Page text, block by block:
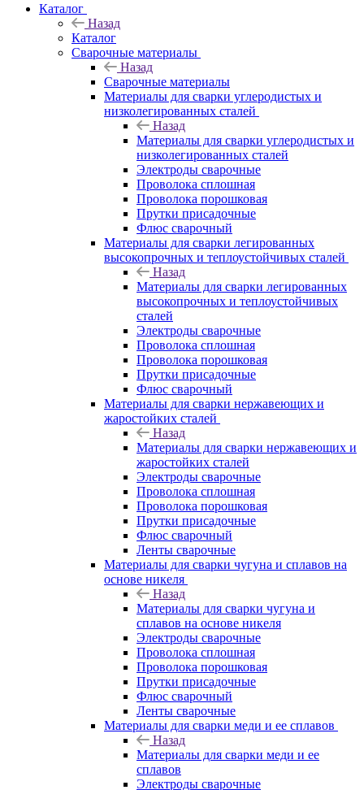
Каталог
Назад
Каталог
Сварочные материалы
Назад
Сварочные материалы
Материалы для сварки углеродистых и
низколегированных сталей
Назад
Материалы для сварки углеродистых и
низколегированных сталей
Электроды сварочные
Проволока сплошная
Проволока порошковая
Прутки присадочные
Флюс сварочный
Материалы для сварки легированных
высокопрочных и теплоустойчивых сталей
Назад
Материалы для сварки легированных
высокопрочных и теплоустойчивых
сталей
Электроды сварочные
Проволока сплошная
Проволока порошковая
Прутки присадочные
Флюс сварочный
Материалы для сварки нержавеющих и
жаростойких сталей
Назад
Материалы для сварки нержавеющих и
жаростойких сталей
Электроды сварочные
Проволока сплошная
Проволока порошковая
Прутки присадочные
Флюс сварочный
Ленты сварочные
Материалы для сварки чугуна и сплавов на
основе никеля
Назад
Материалы для сварки чугуна и
сплавов на основе никеля
Электроды сварочные
Проволока сплошная
Проволока порошковая
Прутки присадочные
Флюс сварочный
Ленты сварочные
Материалы для сварки меди и ее сплавов
Назад
Материалы для сварки меди и ее
сплавов
Электроды сварочные